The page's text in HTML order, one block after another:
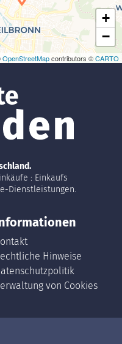
+
−
OpenStreetMapcontributors ©CARTO
: Einkaufs
Dienstleistungen.
Hinweise
von Cookies